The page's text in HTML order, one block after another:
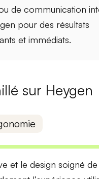
de communication
pour des résultats
et immédiats.
sur Heygen
et ledesign soigné